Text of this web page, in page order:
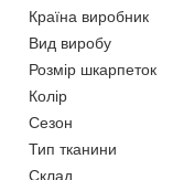
Країна виробник
Вид виробу
Розмір шкарпеток
Колір
Сезон
Тип тканини
Склад